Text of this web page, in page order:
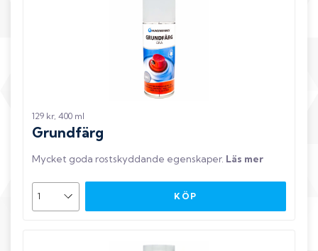
129 kr, 400 ml
Grundfärg
Mycket goda rostskyddande egenskaper. Läs mer
KÖP